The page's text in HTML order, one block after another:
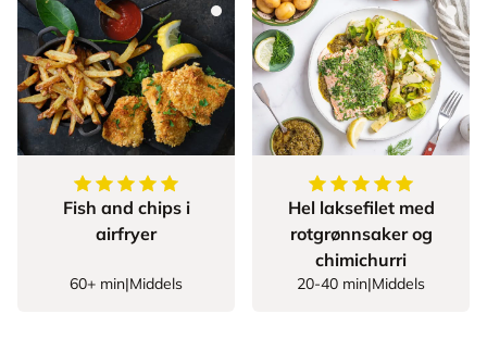
5av5stjerner
Fish and chips i
airfryer
60+ min|Middels
5av5stjerner
Hel laksefilet med
rotgrønnsaker og
chimichurri
20-40 min|Middels